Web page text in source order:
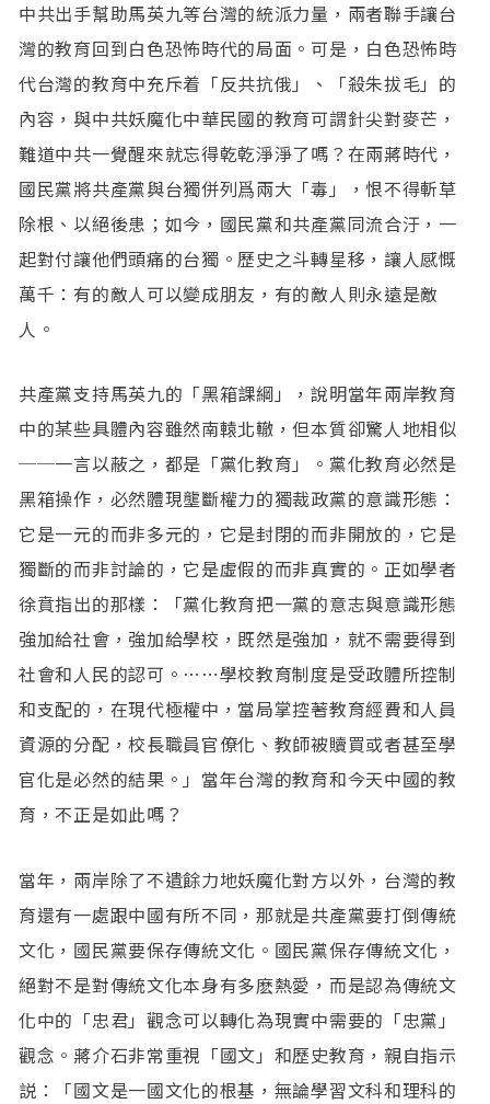
中共出手幫助馬英九等台灣的統派力量，兩者聯手讓台
灣的教育回到白色恐怖時代的局面。可是，白色恐怖時
代台灣的教育中充斥着「反共抗俄」、「殺朱拔毛」的
內容，與中共妖魔化中華民國的教育可謂針尖對麥芒，
難道中共一覺醒來就忘得乾乾淨淨了嗎？在兩蔣時代，
國民黨將共產黨與台獨併列爲兩大「毒」，恨不得斬草
除根、以絕後患；如今，國民黨和共產黨同流合汙，一
起對付讓他們頭痛的台獨。歷史之斗轉星移，讓人感慨
萬千：有的敵人可以變成朋友，有的敵人則永遠是敵
人。
共產黨支持馬英九的「黑箱課綱」，說明當年兩岸教育
中的某些具體內容雖然南轅北轍，但本質卻驚人地相似
──一言以蔽之，都是「黨化教育」。黨化教育必然是
黑箱操作，必然體現壟斷權力的獨裁政黨的意識形態：
它是一元的而非多元的，它是封閉的而非開放的，它是
獨斷的而非討論的，它是虛假的而非真實的。正如學者
徐賁指出的那樣：「黨化教育把一黨的意志與意識形態
強加給社會，強加給學校，既然是強加，就不需要得到
社會和人民的認可。⋯⋯學校教育制度是受政體所控制
和支配的，在現代極權中，當局掌控著教育經費和人員
資源的分配，校長職員官僚化、教師被贖買或者甚至學
官化是必然的結果。」當年台灣的教育和今天中國的教
育，不正是如此嗎？
當年，兩岸除了不遺餘力地妖魔化對方以外，台灣的教
育還有一處跟中國有所不同，那就是共產黨要打倒傳統
文化，國民黨要保存傳統文化。國民黨保存傳統文化，
絕對不是對傳統文化本身有多麽熱愛，而是認為傳統文
化中的「忠君」觀念可以轉化為現實中需要的「忠黨」
觀念。蔣介石非常重視「國文」和歷史教育，親自指示
説：「國文是一國文化的根基，無論學習文科和理科的